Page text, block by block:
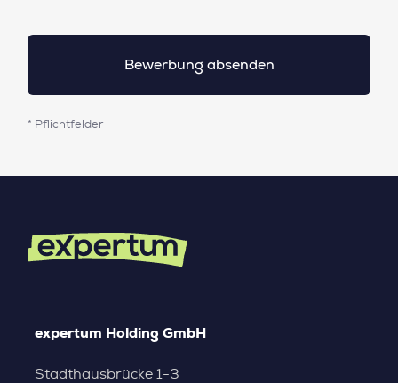
* Pflichtfelder
expertum Holding GmbH
Stadthausbrücke 1-3